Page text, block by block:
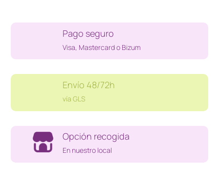
BEATLES
Pago seguro
Visa, Mastercard o Bizum
Envío 48/72h
vía GLS
Opción recogida
En nuestro local